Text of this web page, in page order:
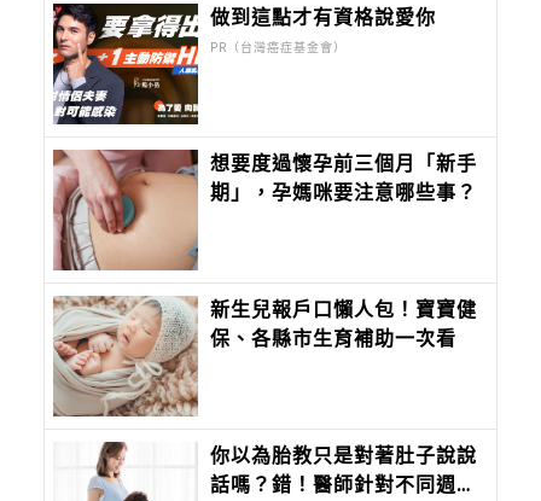
做到這點才有資格說愛你
PR（台灣癌症基金會）
想要度過懷孕前三個月「新手
期」，孕媽咪要注意哪些事？
新生兒報戶口懶人包！寶寶健
保、各縣市生育補助一次看
你以為胎教只是對著肚子說說
話嗎？錯！醫師針對不同週數